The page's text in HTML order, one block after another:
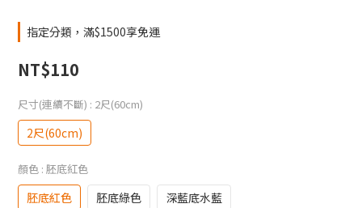
指定分類，滿$1500享免運
NT$110
尺寸(連續不斷) : 2尺(60cm)
2尺(60cm)
顏色 : 胚底紅色
胚底紅色 胚底綠色 深藍底水藍